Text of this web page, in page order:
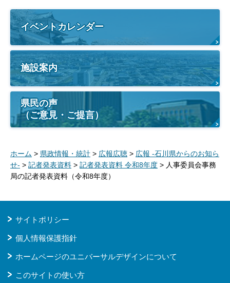
イベントカレンダー
施設案内
県民の声
（ご意見・ご提言）
ホーム > 県政情報・統計 > 広報広聴 > 広報 -石川県からのお知ら
せ- > 記者発表資料 > 記者発表資料 令和8年度 > 人事委員会事務
局の記者発表資料（令和8年度）
サイトポリシー
個人情報保護指針
ホームページのユニバーサルデザインについて
このサイトの使い方